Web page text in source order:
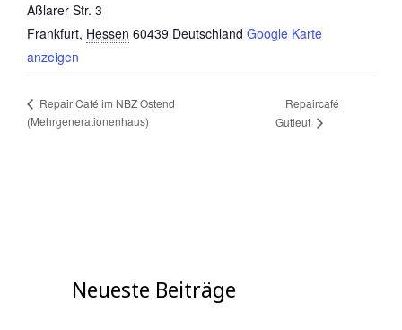
Aßlarer Str. 3
Frankfurt, Hessen 60439 Deutschland Google Karte
anzeigen
Repair Café im NBZ Ostend
(Mehrgenerationenhaus)
Repaircafé
Gutleut
Neueste Beiträge